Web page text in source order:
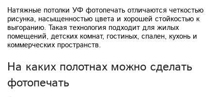
Натяжные потолки УФ фотопечать отличаются четкостью
рисунка, насыщенностью цвета и хорошей стойкостью к
выгоранию. Такая технология подходит для жилых
помещений, детских комнат, гостиных, спален, кухонь и
коммерческих пространств.
На каких полотнах можно сделать
фотопечать